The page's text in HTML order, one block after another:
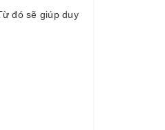
đó sẽ giúp duy